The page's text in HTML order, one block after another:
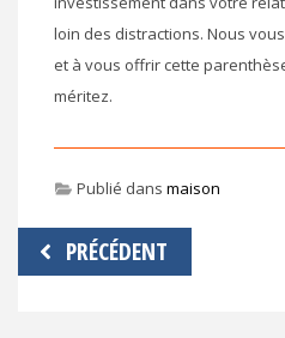
loin des distractions. Nous
et à vous offrir cette
méritez.
Publié dans maison
Navigation
de
PRÉCÉDENT